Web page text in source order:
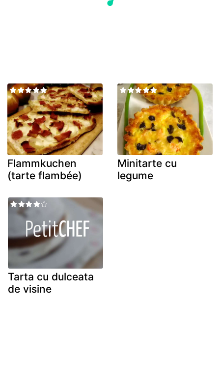
Flammkuchen
(tarte flambée)
Minitarte cu
legume
Tarta cu dulceata
de visine